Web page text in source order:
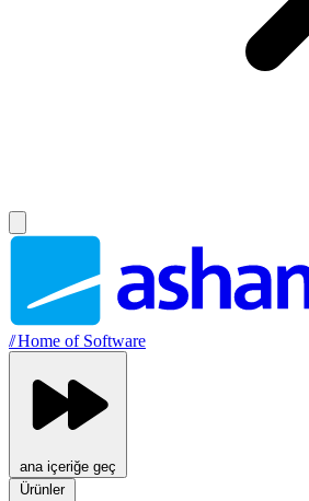
//Home of Software
ana içeriğe geç
Ürünler